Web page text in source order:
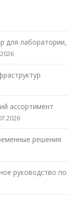
для лаборатории,
ассортимент
решения
руководство по